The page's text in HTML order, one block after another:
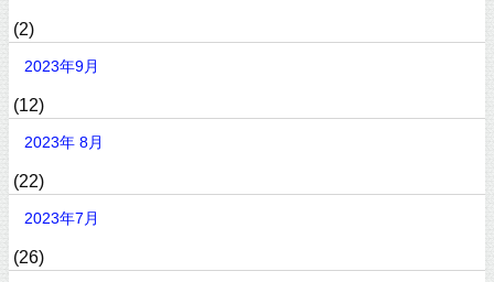
(2)
2023年9月
(12)
2023年 8月
(22)
2023年7月
(26)